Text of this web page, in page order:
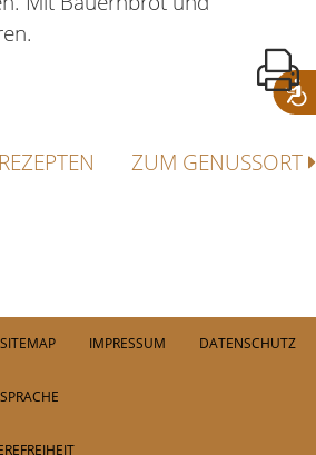
ZUM GENUSSORT
SITEMAP IMPRESSUM DATENSCHUTZ